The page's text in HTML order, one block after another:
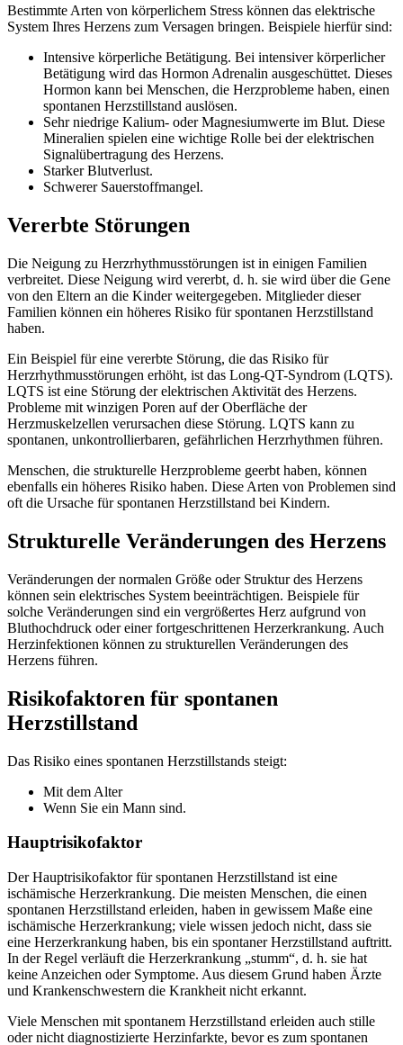
Bestimmte Arten von körperlichem Stress können das elektrische
System Ihres Herzens zum Versagen bringen. Beispiele hierfür sind:
Intensive körperliche Betätigung. Bei intensiver körperlicher
Betätigung wird das Hormon Adrenalin ausgeschüttet. Dieses
Hormon kann bei Menschen, die Herzprobleme haben, einen
spontanen Herzstillstand auslösen.
Sehr niedrige Kalium- oder Magnesiumwerte im Blut. Diese
Mineralien spielen eine wichtige Rolle bei der elektrischen
Signalübertragung des Herzens.
Starker Blutverlust.
Schwerer Sauerstoffmangel.
Vererbte Störungen
Die Neigung zu Herzrhythmusstörungen ist in einigen Familien
verbreitet. Diese Neigung wird vererbt, d. h. sie wird über die Gene
von den Eltern an die Kinder weitergegeben. Mitglieder dieser
Familien können ein höheres Risiko für spontanen Herzstillstand
haben.
Ein Beispiel für eine vererbte Störung, die das Risiko für
Herzrhythmusstörungen erhöht, ist das Long-QT-Syndrom (LQTS).
LQTS ist eine Störung der elektrischen Aktivität des Herzens.
Probleme mit winzigen Poren auf der Oberfläche der
Herzmuskelzellen verursachen diese Störung. LQTS kann zu
spontanen, unkontrollierbaren, gefährlichen Herzrhythmen führen.
Menschen, die strukturelle Herzprobleme geerbt haben, können
ebenfalls ein höheres Risiko haben. Diese Arten von Problemen sind
oft die Ursache für spontanen Herzstillstand bei Kindern.
Strukturelle Veränderungen des Herzens
Veränderungen der normalen Größe oder Struktur des Herzens
können sein elektrisches System beeinträchtigen. Beispiele für
solche Veränderungen sind ein vergrößertes Herz aufgrund von
Bluthochdruck oder einer fortgeschrittenen Herzerkrankung. Auch
Herzinfektionen können zu strukturellen Veränderungen des
Herzens führen.
Risikofaktoren für spontanen
Herzstillstand
Das Risiko eines spontanen Herzstillstands steigt:
Mit dem Alter
Wenn Sie ein Mann sind.
Hauptrisikofaktor
Der Hauptrisikofaktor für spontanen Herzstillstand ist eine
ischämische Herzerkrankung. Die meisten Menschen, die einen
spontanen Herzstillstand erleiden, haben in gewissem Maße eine
ischämische Herzerkrankung; viele wissen jedoch nicht, dass sie
eine Herzerkrankung haben, bis ein spontaner Herzstillstand auftritt.
In der Regel verläuft die Herzerkrankung „stumm“, d. h. sie hat
keine Anzeichen oder Symptome. Aus diesem Grund haben Ärzte
und Krankenschwestern die Krankheit nicht erkannt.
Viele Menschen mit spontanem Herzstillstand erleiden auch stille
oder nicht diagnostizierte Herzinfarkte, bevor es zum spontanen